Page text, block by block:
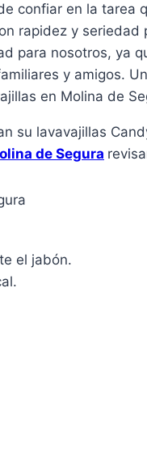
confiar en la
rapidez y
para nosotros, ya
y amigos.
en Molina de
su lavavajillas
de Segura
el jabón.